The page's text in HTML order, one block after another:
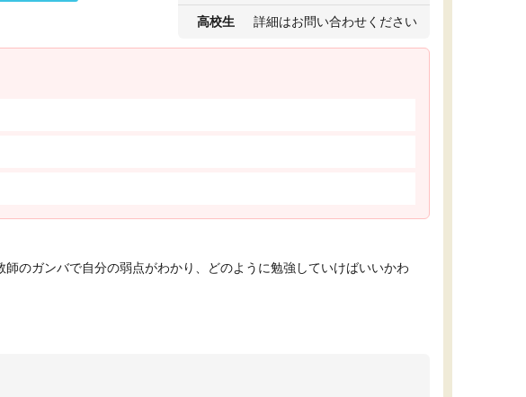
高校生 詳細はお問い合わせください
のガンバで自分の弱点がわかり、どのように勉強していけばいいかわ